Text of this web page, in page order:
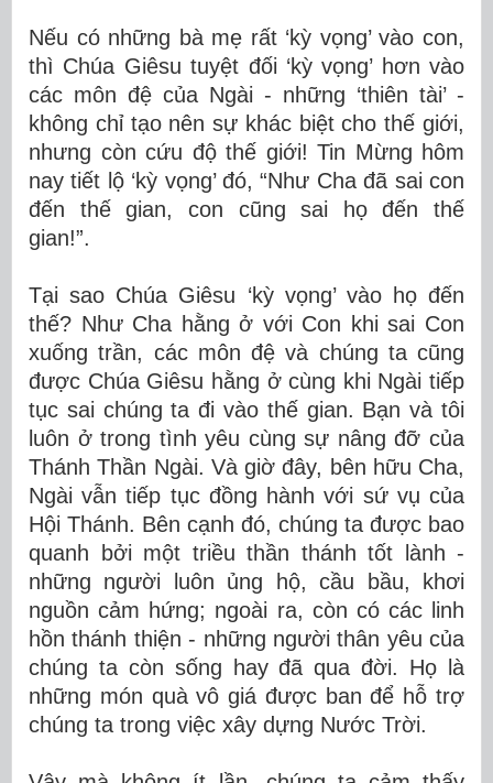
Nếu có những bà mẹ rất ‘kỳ vọng’ vào con,
thì Chúa Giêsu tuyệt đối ‘kỳ vọng’ hơn vào
các môn đệ của Ngài - những ‘thiên tài’ -
không chỉ tạo nên sự khác biệt cho thế giới,
nhưng còn cứu độ thế giới! Tin Mừng hôm
nay tiết lộ ‘kỳ vọng’ đó, “Như Cha đã sai con
đến thế gian, con cũng sai họ đến thế
gian!”.
Tại sao Chúa Giêsu ‘kỳ vọng’ vào họ đến
thế? Như Cha hằng ở với Con khi sai Con
xuống trần, các môn đệ và chúng ta cũng
được Chúa Giêsu hằng ở cùng khi Ngài tiếp
tục sai chúng ta đi vào thế gian. Bạn và tôi
luôn ở trong tình yêu cùng sự nâng đỡ của
Thánh Thần Ngài. Và giờ đây, bên hữu Cha,
Ngài vẫn tiếp tục đồng hành với sứ vụ của
Hội Thánh. Bên cạnh đó, chúng ta được bao
quanh bởi một triều thần thánh tốt lành -
những người luôn ủng hộ, cầu bầu, khơi
nguồn cảm hứng; ngoài ra, còn có các linh
hồn thánh thiện - những người thân yêu của
chúng ta còn sống hay đã qua đời. Họ là
những món quà vô giá được ban để hỗ trợ
chúng ta trong việc xây dựng Nước Trời.